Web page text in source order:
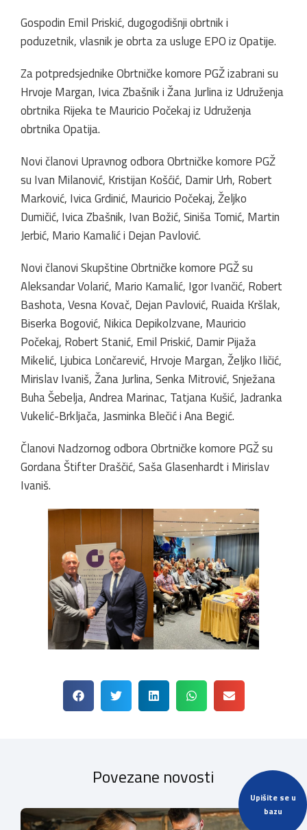
Upišite se u
bazu
Gospodin Emil Priskić, dugogodišnji obrtnik i
poduzetnik, vlasnik je obrta za usluge EPO iz Opatije.
Za potpredsjednike Obrtničke komore PGŽ izabrani su
Hrvoje Margan, Ivica Zbašnik i Žana Jurlina iz Udruženja
obrtnika Rijeka te Mauricio Počekaj iz Udruženja
obrtnika Opatija.
Novi članovi Upravnog odbora Obrtničke komore PGŽ
su Ivan Milanović, Kristijan Košćić, Damir Urh, Robert
Marković, Ivica Grdinić, Mauricio Počekaj, Željko
Dumičić, Ivica Zbašnik, Ivan Božić, Siniša Tomić, Martin
Jerbić, Mario Kamalić i Dejan Pavlović.
Novi članovi Skupštine Obrtničke komore PGŽ su
Aleksandar Volarić, Mario Kamalić, Igor Ivančić, Robert
Bashota, Vesna Kovač, Dejan Pavlović, Ruaida Kršlak,
Biserka Bogović, Nikica Depikolzvane, Mauricio
Počekaj, Robert Stanić, Emil Priskić, Damir Pijaža
Mikelić, Ljubica Lončarević, Hrvoje Margan, Željko Iličić,
Mirislav Ivaniš, Žana Jurlina, Senka Mitrović, Snježana
Buha Šebelja, Andrea Marinac, Tatjana Kušić, Jadranka
Vukelić-Brkljača, Jasminka Blečić i Ana Begić.
Članovi Nadzornog odbora Obrtničke komore PGŽ su
Gordana Štifter Draščić, Saša Glasenhardt i Mirislav
Ivaniš.
Povezane novosti